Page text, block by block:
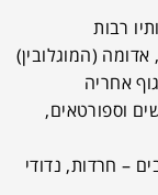
רבות
(המוגלובין)
אחריה
וספורטאים,
– חרדות, נדודי